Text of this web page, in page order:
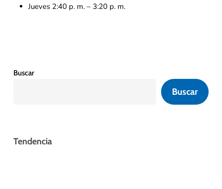
Jueves 2:40 p. m. – 3:20 p. m.
Buscar
Buscar
Tendencia